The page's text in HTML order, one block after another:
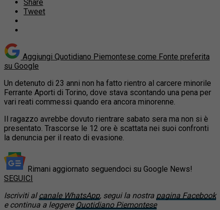
Share
Tweet
Aggiungi Quotidiano Piemontese come Fonte preferita
su Google
Un detenuto di 23 anni non ha fatto rientro al carcere minorile
Ferrante Aporti di Torino, dove stava scontando una pena per
vari reati commessi quando era ancora minorenne.
Il ragazzo avrebbe dovuto rientrare sabato sera ma non si è
presentato. Trascorse le 12 ore è scattata nei suoi confronti
la denuncia per il reato di evasione.
Rimani aggiornato seguendoci su Google News!
SEGUICI
Iscriviti alcanale WhatsApp, segui la nostra pagina Facebook
e continua a leggere Quotidiano Piemontese